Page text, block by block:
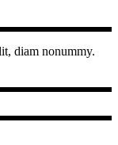
diam nonummy.